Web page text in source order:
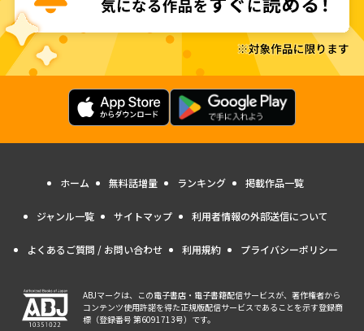
ホーム 無料話増量 ランキング 掲載作品一覧
ジャンル一覧 サイトマップ 利用者情報の外部送信について
よくあるご質問 / お問い合わせ 利用規約 プライバシーポリシー
ABJマークは、この電子書店・電子書籍配信サービスが、著作権者から
コンテンツ使用許諾を得た正規版配信サービスであることを示す登録商
標（登録番号 第6091713号）です。